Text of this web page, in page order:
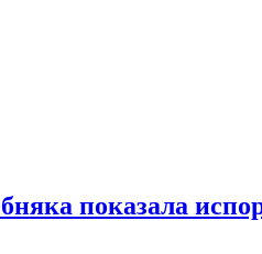
показала